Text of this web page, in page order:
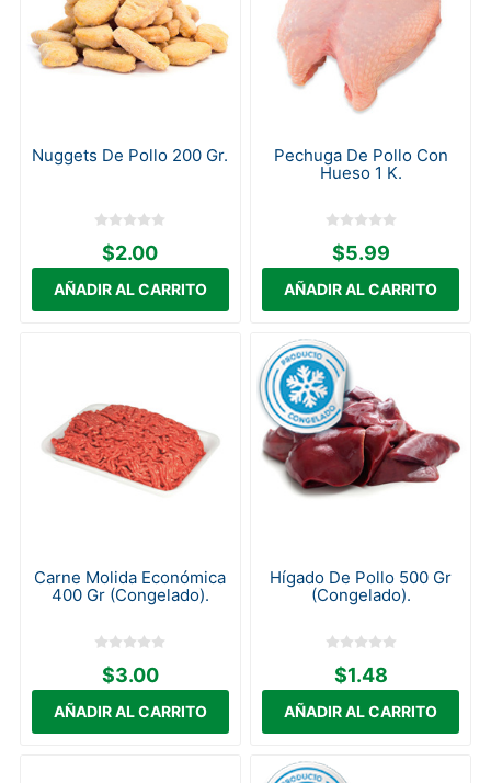
Nuggets De Pollo 200 Gr.
$2.00
Pechuga De Pollo Con
Hueso 1 K.
$5.99
Carne Molida Económica
400 Gr (Congelado).
$3.00
Hígado De Pollo 500 Gr
(Congelado).
$1.48